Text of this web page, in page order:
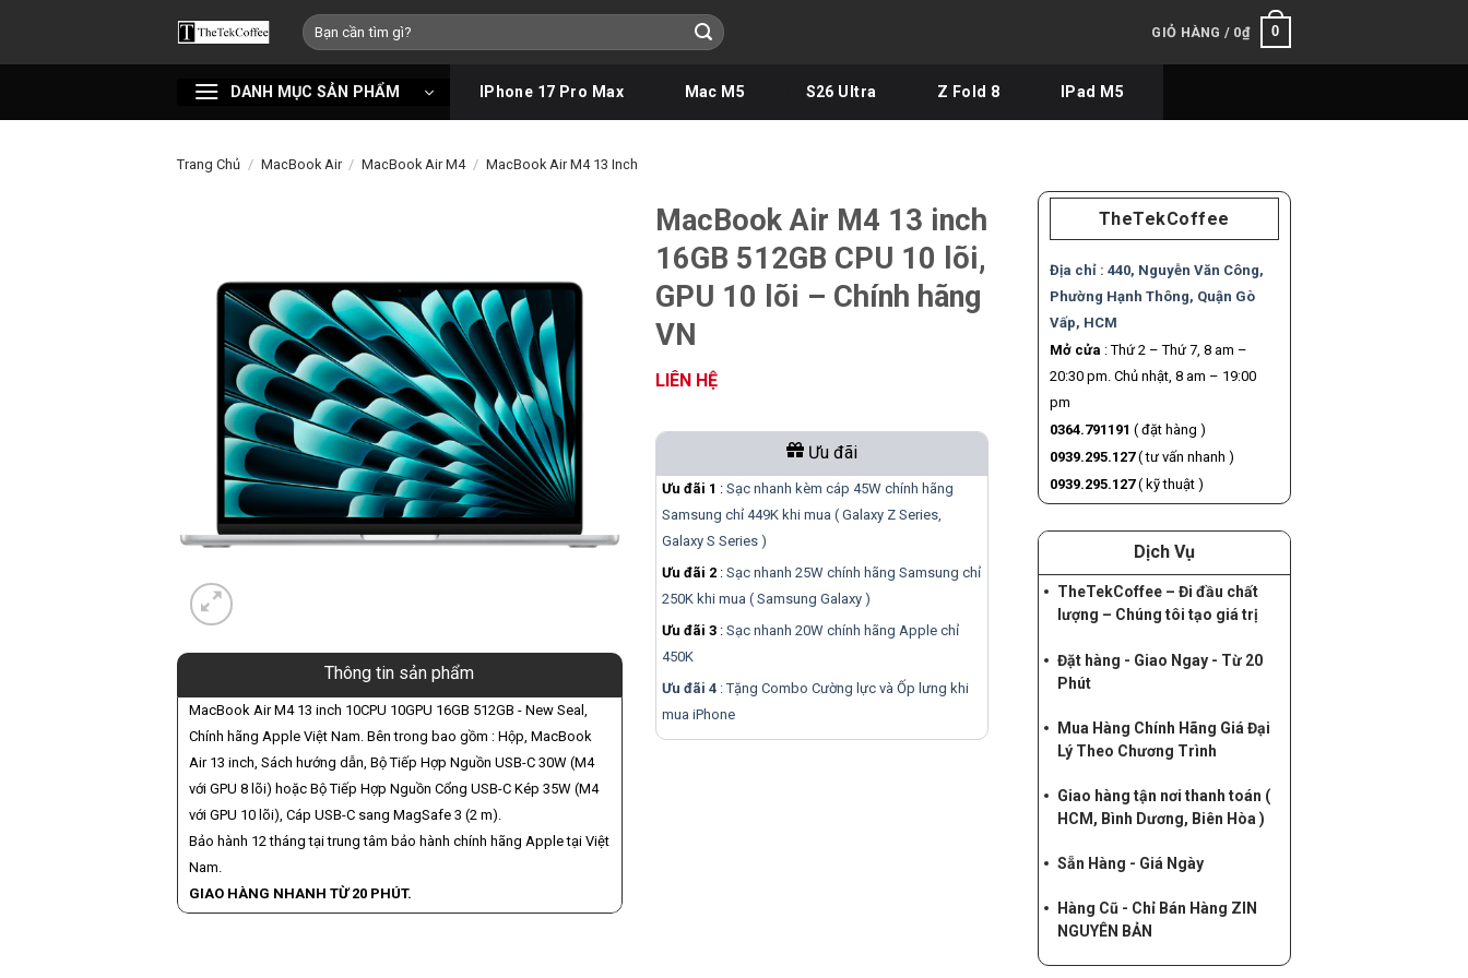
nội
Tìm
kiếm:
GIỎ HÀNG / 0₫ 0
DANH MỤC SẢN PHẨM IPhone 17 Pro Max Mac M5 S26 Ultra Z Fold 8 IPad M5
Trang Chủ / MacBook Air / MacBook Air M4 / MacBook Air M4 13 Inch
Thông tin sản phẩm
MacBook Air M4 13 inch 10CPU 10GPU 16GB 512GB - New Seal,
Chính hãng Apple Việt Nam. Bên trong bao gồm : Hộp, MacBook
Air 13 inch, Sách hướng dẫn, Bộ Tiếp Hợp Nguồn USB-C 30W (M4
với GPU 8 lõi) hoặc Bộ Tiếp Hợp Nguồn Cổng USB-C Kép 35W (M4
với GPU 10 lõi), Cáp USB-C sang MagSafe 3 (2 m).
Bảo hành 12 tháng tại trung tâm bảo hành chính hãng Apple tại Việt
Nam.
GIAO HÀNG NHANH TỪ 20 PHÚT.
MacBook Air M4 13 inch
16GB 512GB CPU 10 lõi,
GPU 10 lõi – Chính hãng
VN
LIÊN HỆ
Ưu đãi
Ưu đãi 1 : Sạc nhanh kèm cáp 45W chính hãng
Samsung chỉ 449K khi mua ( Galaxy Z Series,
Galaxy S Series )
Ưu đãi 2: Sạc nhanh 25W chính hãng Samsung chỉ
250K khi mua ( Samsung Galaxy )
Ưu đãi 3: Sạc nhanh 20W chính hãng Apple chỉ
450K
Ưu đãi 4: Tặng Combo Cường lực và Ốp lưng khi
mua iPhone
TheTekCoffee
Địa chỉ : 440, Nguyễn Văn Công,
Phường Hạnh Thông, Quận Gò
Vấp, HCM
Mở cửa : Thứ 2 – Thứ 7, 8 am –
20:30 pm. Chủ nhật, 8 am – 19:00
pm
0364.791191 ( đặt hàng )
0939.295.127( tư vấn nhanh )
0939.295.127( kỹ thuật )
Dịch Vụ
TheTekCoffee – Đi đầu chất
lượng – Chúng tôi tạo giá trị
Đặt hàng - Giao Ngay - Từ 20
Phút
Mua Hàng Chính Hãng Giá Đại
Lý Theo Chương Trình
Giao hàng tận nơi thanh toán (
HCM, Bình Dương, Biên Hòa )
Sẵn Hàng - Giá Ngày
Hàng Cũ - Chỉ Bán Hàng ZIN
NGUYÊN BẢN